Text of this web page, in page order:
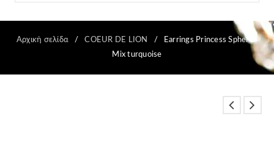
Αρχική σελίδα / COEUR DE LION /
Earrings Princess Spheres
Mix turquoise